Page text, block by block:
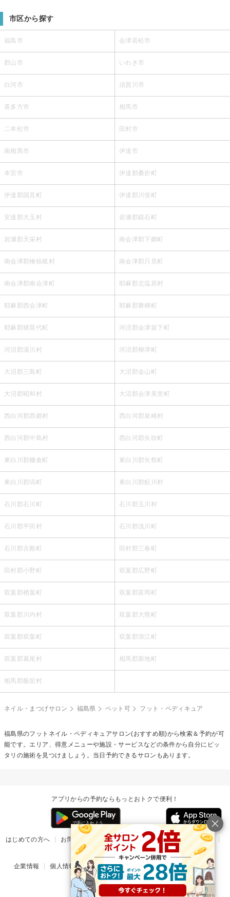
市区から探す
福島市 会津若松市
郡山市 いわき市
白河市 須賀川市
喜多方市 相馬市
二本松市 田村市
南相馬市 伊達市
本宮市 伊達郡桑折町
伊達郡国見町 伊達郡川俣町
安達郡大玉村 岩瀬郡鏡石町
岩瀬郡天栄村 南会津郡下郷町
南会津郡檜枝岐村 南会津郡只見町
南会津郡南会津町 耶麻郡北塩原村
耶麻郡西会津町 耶麻郡磐梯町
耶麻郡猪苗代町 河沼郡会津坂下町
河沼郡湯川村 河沼郡柳津町
大沼郡三島町 大沼郡金山町
大沼郡昭和村 大沼郡会津美里町
西白河郡西郷村 西白河郡泉崎村
西白河郡中島村 西白河郡矢吹町
東白川郡棚倉町 東白川郡矢祭町
東白川郡塙町 東白川郡鮫川村
石川郡石川町 石川郡玉川村
石川郡平田村 石川郡浅川町
石川郡古殿町 田村郡三春町
田村郡小野町 双葉郡広野町
双葉郡楢葉町 双葉郡富岡町
双葉郡川内村 双葉郡大熊町
双葉郡双葉町 双葉郡浪江町
双葉郡葛尾村 相馬郡新地町
相馬郡飯舘村
ネイル・まつげサロン 福島県 ペット可 フット・ペディキュア
福島県のフットネイル・ペディキュアサロン(おすすめ順)から検索＆予約が可
能です。エリア、得意メニューや施設・サービスなどの条件から自分にピッ
タリの施術を見つけましょう。当日予約できるサロンもあります。
アプリからの予約ならもっとおトクで便利！
はじめての方へ お問い合わせ ヘルプ リリース情報
利用規約
掲載ご希望のサロン様
企業情報 個人情報保護方針 楽天のサービス一覧 アプリ一覧
© Rakuten Group, Inc.